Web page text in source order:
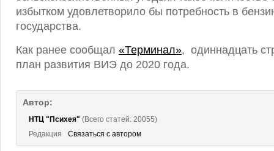
избытком удовлетворило бы потребность в
государства.
Как ранее сообщал «Терминал», одиннадцать
план развития ВИЭ до 2020 года.
Автор:
НТЦ "Психея" (Всего статей: 20055)
Редакция
Связаться с автором